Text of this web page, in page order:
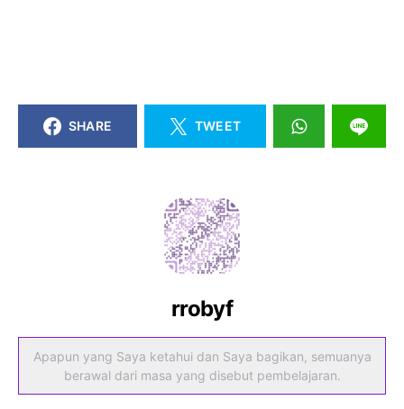
SHARE TWEET
rrobyf
Apapun yang Saya ketahui dan Saya bagikan, semuanya
berawal dari masa yang disebut pembelajaran.